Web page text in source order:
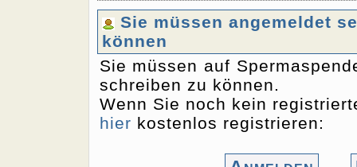
Sie müssen angemeldet
können
Sie müssen auf
schreiben zu können.
Wenn Sie noch kein
hier kostenlos registrieren: